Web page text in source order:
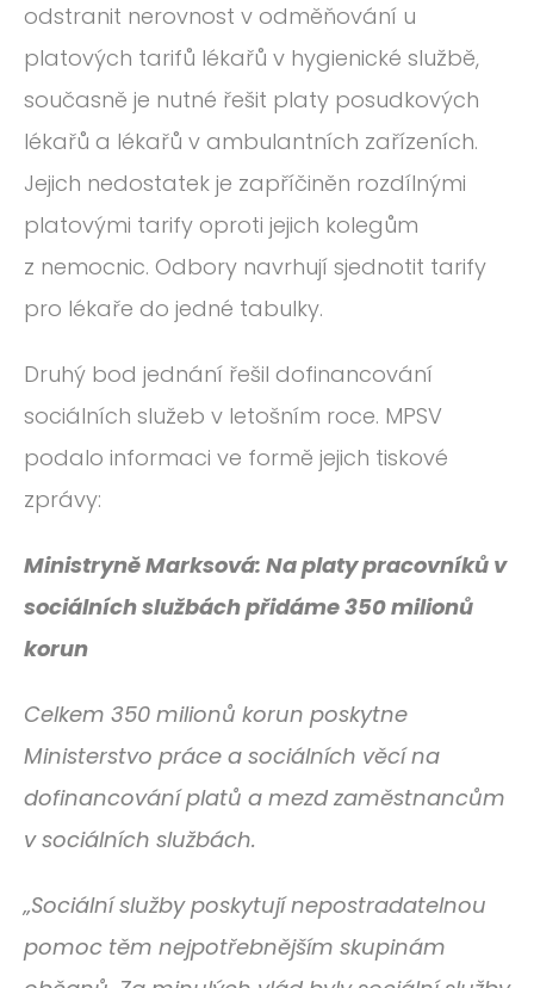
odstranit nerovnost v odměňování u
platových tarifů lékařů v hygienické službě,
současně je nutné řešit platy posudkových
lékařů a lékařů v ambulantních zařízeních.
Jejich nedostatek je zapříčiněn rozdílnými
platovými tarify oproti jejich kolegům
z nemocnic. Odbory navrhují sjednotit tarify
pro lékaře do jedné tabulky.
Druhý bod jednání řešil dofinancování
sociálních služeb v letošním roce. MPSV
podalo informaci ve formě jejich tiskové
zprávy:
Ministryně Marksová: Na platy pracovníků v
sociálních službách přidáme 350 milionů
korun
Celkem 350 milionů korun poskytne
Ministerstvo práce a sociálních věcí na
dofinancování platů a mezd zaměstnancům
v sociálních službách.
„Sociální služby poskytují nepostradatelnou
pomoc těm nejpotřebnějším skupinám